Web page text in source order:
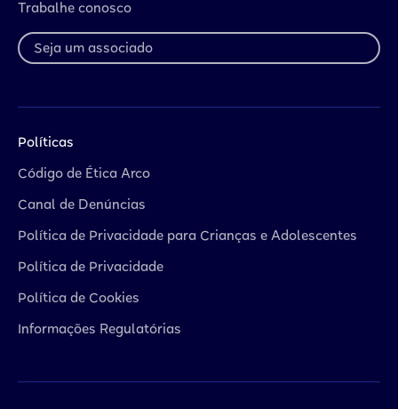
Trabalhe conosco
Seja um associado
Políticas
Código de Ética Arco
Canal de Denúncias
Política de Privacidade para Crianças e Adolescentes
Política de Privacidade
Política de Cookies
Informações Regulatórias